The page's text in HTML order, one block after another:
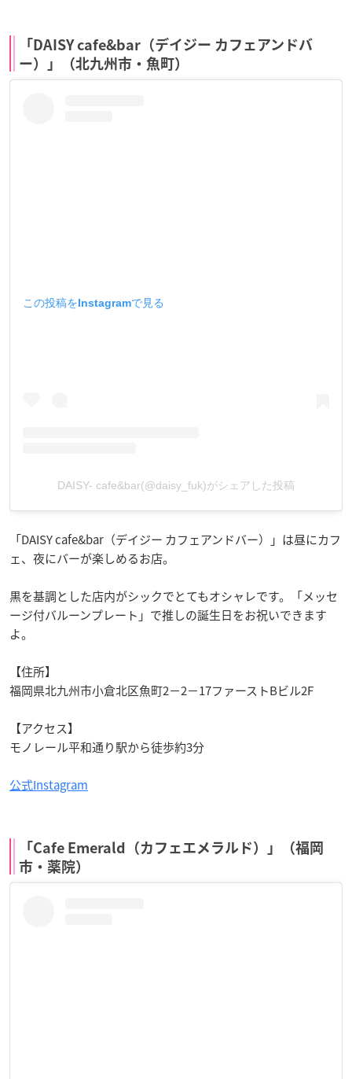
「DAISY cafe&bar（デイジー カフェアンドバ
ー）」（北九州市・魚町）
この投稿をInstagramで見る
DAISY- cafe&bar(@daisy_fuk)がシェアした投稿
「DAISY cafe&bar（デイジー カフェアンドバー）」は昼にカフ
ェ、夜にバーが楽しめるお店。
黒を基調とした店内がシックでとてもオシャレです。「メッセ
ージ付バルーンプレート」で推しの誕生日をお祝いできます
よ。
【住所】
福岡県北九州市小倉北区魚町2－2－17ファーストBビル2F
【アクセス】
モノレール平和通り駅から徒歩約3分
公式Instagram
「Cafe Emerald（カフェエメラルド）」（福岡
市・薬院）